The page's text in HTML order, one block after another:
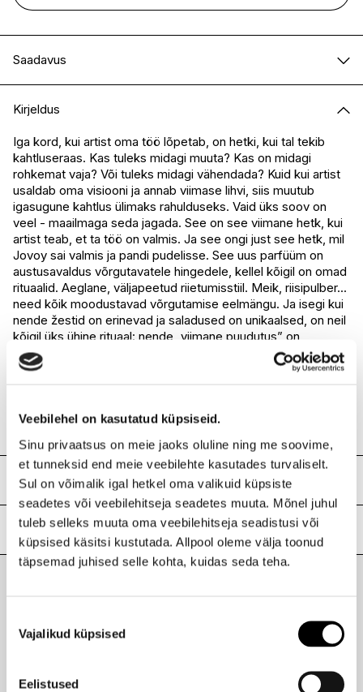
Veebilehel on kasutatud küpsiseid.
Sinu privaatsus on meie jaoks oluline ning me soovime,
et tunneksid end meie veebilehte kasutades turvaliselt.
Sul on võimalik igal hetkel oma valikuid küpsiste
seadetes või veebilehitseja seadetes muuta. Mõnel juhul
tuleb selleks muuta oma veebilehitseja seadistusi või
küpsised käsitsi kustutada. Allpool oleme välja toonud
täpsemad juhised selle kohta, kuidas seda teha.
valik
Vajalikud küpsised
Eelistused
Saadavus
I.L.U. Kristiine
I.L.U. Ülemiste
Ei ole saadaval
I.L.U. Rocca
Saadaval
I.L.U. Lõunakeskus
Ei ole saadaval
I.L.U. Pärnu
Ei ole saadaval
Kirjeldus
Iga kord, kui artist oma töö lõpetab, on hetki, kui tal tekib
kahtluseraas. Kas tuleks midagi muuta? Kas on midagi
rohkemat vaja? Või tuleks midagi vähendada? Kuid kui artist
usaldab oma visiooni ja annab viimase lihvi, siis muutub
igasugune kahtlus ülimaks rahulduseks. Vaid üks soov on
veel - maailmaga seda jagada. See on see viimane hetk, kui
artist teab, et ta töö on valmis. Ja see ongi just see hetk, mil
Jovoy sai valmis ja pandi pudelisse. See uus parfüüm on
austusavaldus võrgutavatele hingedele, kellel kõigil on omad
rituaalid. Aeglane, väljapeetud riietumisstiil. Meik, riisipulber...
need kõik moodustavad võrgutamise eelmängu. Ja isegi kui
nende žestid on erinevad ja saladused on unikaalsed, on neil
kõigil üks ühine rituaal: nende „viimane puudutus” on
parfüümi kasutamine.
Lõhnaperekond: lilleline, puuderjas
seeder
Koostis
ALCOHOL DENAT. (SD ALCOHOL 39-C) PARFUM
(FRAGRANCE) - AQUA (WATER)BENZYL BENZOATE -
BENZYL CINNAMATE - CINNAMYL ALCOHOL - CITRAL -
CITRONELLOL - COUMARIN - EUGENOL - GERANIOL –
Lisainfo
Kaubamärk
JOVOY